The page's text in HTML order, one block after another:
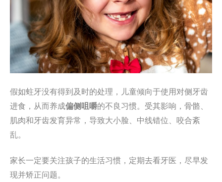
假如蛀牙没有得到及时的处理，儿童倾向于使用对侧牙齿
进食，从而养成偏侧咀嚼的不良习惯。受其影响，骨骼、
肌肉和牙齿发育异常，导致大小脸、中线错位、咬合紊
乱。
家长一定要关注孩子的生活习惯，定期去看牙医，尽早发
现并矫正问题。